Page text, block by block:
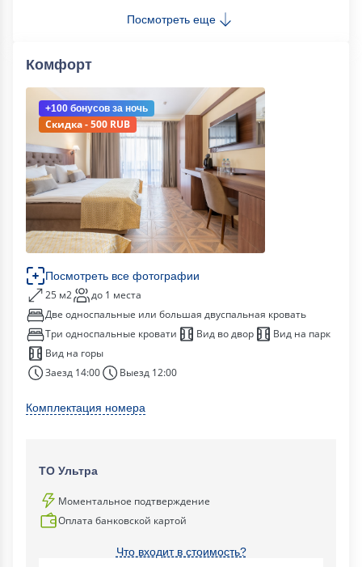
Посмотреть еще
Комфорт
+100 бонусов за ночь
Скидка - 500 RUB
Посмотреть все фотографии
25 м2
до 1 места
Две односпальные или большая двуспальная кровать
Три односпальные кровати
Вид во двор
Вид на парк
Вид на горы
Заезд 14:00
Выезд 12:00
Комплектация номера
ТО Ультра
Моментальное подтверждение
Оплата банковской картой
Что входит в стоимость?